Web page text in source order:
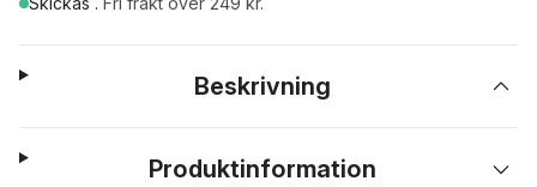
Beskrivning
Produktinformation